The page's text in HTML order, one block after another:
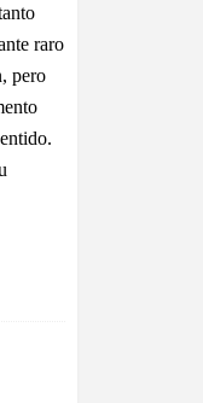
raro
pero